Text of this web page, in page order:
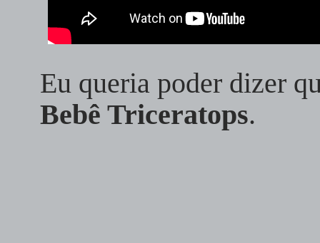
Eu queria poder dizer
Bebê Triceratops.